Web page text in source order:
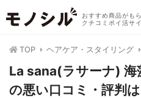
おすすめ商品がも
クチコミポイ活サ
TOP ヘアケア・スタイリング
La sana(ラサーナ) 海
の悪い口コミ・評判